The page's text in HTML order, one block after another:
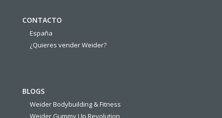
CONTACTO
España
¿Quieres vender Weider?
BLOGS
Weider Bodybuilding & Fitness